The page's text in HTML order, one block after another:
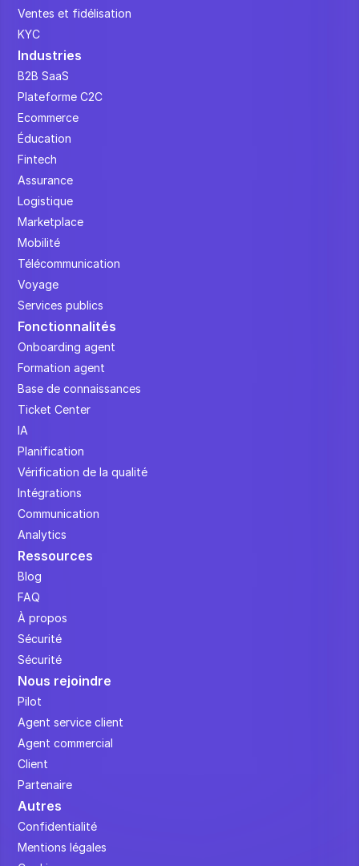
Ventes et fidélisation
KYC
Industries
B2B SaaS
Plateforme C2C
Ecommerce
Éducation
Fintech
Assurance
Logistique
Marketplace
Mobilité
Télécommunication
Voyage
Services publics
Fonctionnalités
Onboarding agent
Formation agent
Base de connaissances
Ticket Center
IA
Planification
Vérification de la qualité
Intégrations
Communication
Analytics
Ressources
Blog
FAQ
À propos
Sécurité
Sécurité
Nous rejoindre
Pilot
Agent service client
Agent commercial
Client
Partenaire
Autres
Confidentialité
Mentions légales